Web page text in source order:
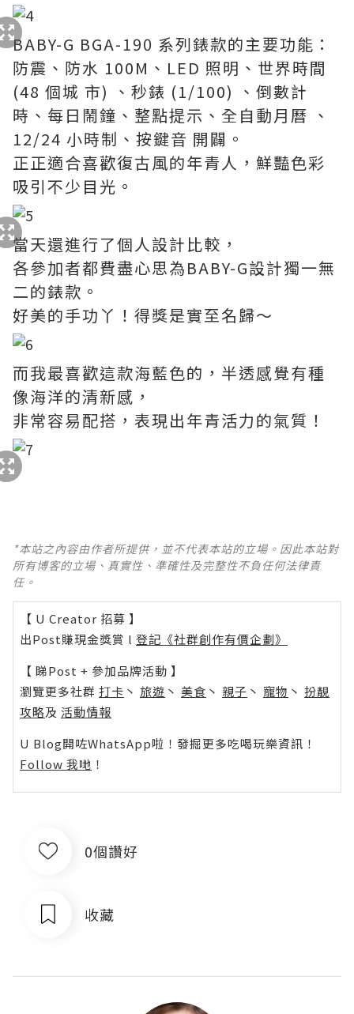
BABY-G BGA-190 系列錶款的主要功能：
防震、防水 100M、LED 照明、世界時間
(48 個城 市) 、秒錶 (1/100) 、倒數計
時、每日鬧鐘、整點提示、全自動月曆 、
12/24 小時制、按鍵音 開闢。
正正適合喜歡復古風的年青人，鮮豔色彩
吸引不少目光。
當天還進行了個人設計比較，
各參加者都費盡心思為BABY-G設計獨一無
二的錶款。
好美的手功丫！得獎是實至名歸～
而我最喜歡這款海藍色的，半透感覺有種
像海洋的清新感，
非常容易配搭，表現出年青活力的氣質！
*本站之內容由作者所提供，並不代表本站的立場。因此本站對
所有博客的立場、真實性、準確性及完整性不負任何法律責
任。
【 U Creator 招募 】
出Post賺現金獎賞 l 登記《社群創作有價企劃》
【 睇Post + 參加品牌活動 】
瀏覽更多社群 打卡 丶 旅遊 丶 美食 丶 親子 丶 寵物 丶 扮靚
攻略及 活動情報
U Blog開咗WhatsApp啦！發掘更多吃喝玩樂資訊！
Follow 我哋 ！
0個讚好
收藏